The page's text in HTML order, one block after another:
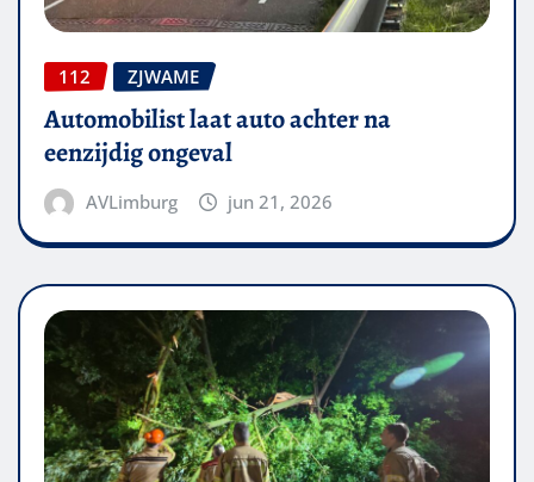
112 ZJWAME
Automobilist laat auto achter na
eenzijdig ongeval
AVLimburg jun 21, 2026